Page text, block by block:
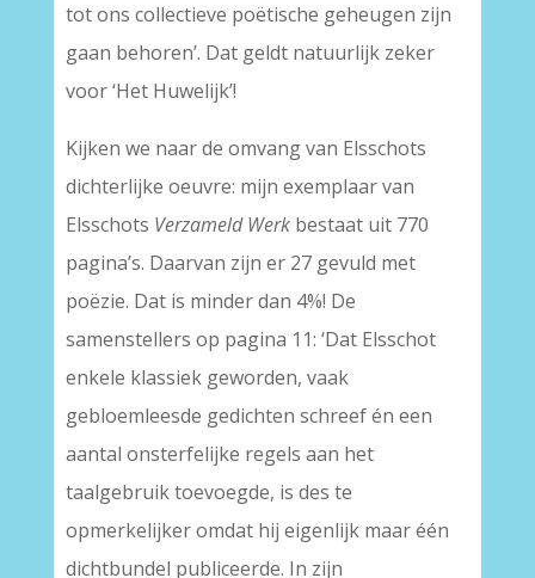
tot ons collectieve poëtische geheugen zijn
gaan behoren’. Dat geldt natuurlijk zeker
voor ‘Het Huwelijk’!
Kijken we naar de omvang van Elsschots
dichterlijke oeuvre: mijn exemplaar van
Elsschots Verzameld Werkbestaat uit 770
pagina’s. Daarvan zijn er 27 gevuld met
poëzie. Dat is minder dan 4%! De
samenstellers op pagina 11: ‘Dat Elsschot
enkele klassiek geworden, vaak
gebloemleesde gedichten schreef én een
aantal onsterfelijke regels aan het
taalgebruik toevoegde, is des te
opmerkelijker omdat hij eigenlijk maar één
dichtbundel publiceerde. In zijn